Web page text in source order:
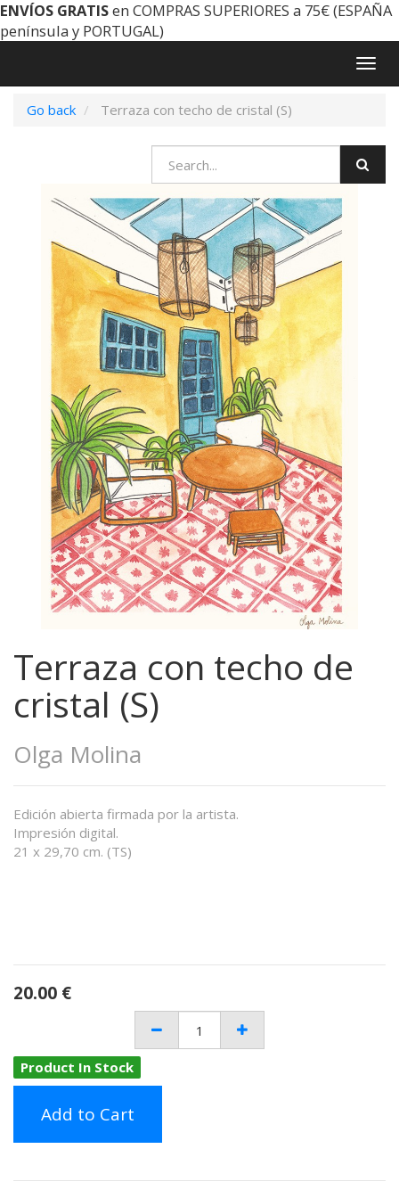
ENVÍOS GRATISen COMPRAS SUPERIORES a 75€ (ESPAÑA
península y PORTUGAL)
Go back
Terraza con techo de cristal (S)
Terraza con techo de
cristal (S)
Olga Molina
Edición abierta firmada por la artista.
Impresión digital.
21 x 29,70 cm. (TS)
20.00 €
Product In Stock
Add to Cart